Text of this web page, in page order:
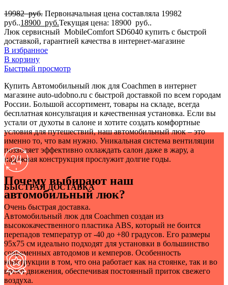
19982руб. Первоначальная цена составляла 19982
руб..18900 руб.Текущая цена: 18900 руб..
Люк сервисный MobileComfort SD6040 купить с быстрой
доставкой, гарантией качества в интернет-магазине
В избранное
В корзину
Быстрый просмотр
Купить Автомобильный люк для Coachmen в интернет
магазине auto-udobno.ru с быстрой доставкой по всем городам
России. Большой ассортимент, товары на складе, всегда
бесплатная консультация и качественная установка. Если вы
устали от духоты в салоне и хотите создать комфортные
условия для путешествий, наш автомобильный люк – это
именно то, что вам нужно. Уникальная система вентиляции
позволяет эффективно охлаждать салон даже в жару, а
надёжная конструкция прослужит долгие годы.
Почему выбирают наш
автомобильный люк?
Автомобильный люк для Coachmen создан из
высококачественного пластика ABS, который не боится
перепадов температур от -40 до +80 градусов. Его размеры
95х75 см идеально подходят для установки в большинство
современных автодомов и кемперов. Особенность
конструкции в том, что она работает как на стоянке, так и во
время движения, обеспечивая постоянный приток свежего
воздуха.
БЫСТРАЯ ДОСТАВКА
Очень быстрая доставка.